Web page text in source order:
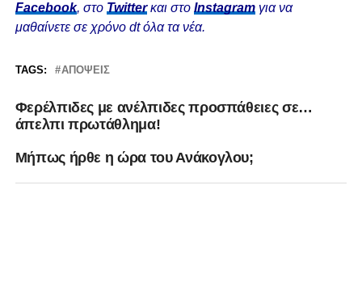
Facebook, στο Twitterκαι στο Instagram για να
μαθαίνετε σε χρόνο dt όλα τα νέα.
TAGS: ΑΠΌΨΕΙΣ
Φερέλπιδες με ανέλπιδες προσπάθειες σε…
άπελπι πρωτάθλημα!
Μήπως ήρθε η ώρα του Ανάκογλου;